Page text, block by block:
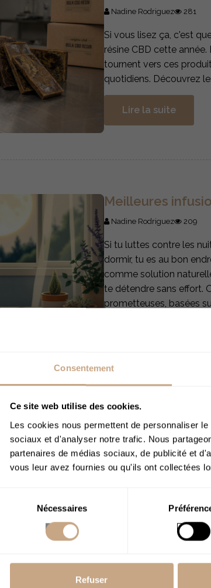
Consentement
Ce site web utilise des cookies.
Les cookies nous permettent de personnaliser
sociaux et d'analyser notre trafic. Nous
partenaires de médias sociaux, de publicité et
vous leur avez fournies ou qu'ils ont collectées
consentement
Nécessaires
Refuser
Nadine Rodriguez 281
Si vous lisez ça, c'est
résine CBD cette
tournent vers ces
quotidiens. Découvrez
Lire la suite
Meilleures
Nadine Rodriguez 209
Si tu luttes contre les
dormir, tu es au bon
comme solution
te détendre sans effort.
prometteuses, basées
Tendances des
Nadine Rodriguez 184
Toi qui cherches à te
tasse chaude qui
combinent les vertus
relaxant qui s'intègre
tisanes CBD effet en
Lire la suite